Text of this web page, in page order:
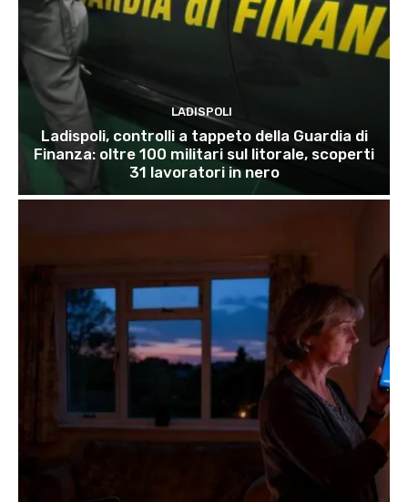
LADISPOLI
Ladispoli, controlli a tappeto della Guardia di
Finanza: oltre 100 militari sul litorale, scoperti
31 lavoratori in nero